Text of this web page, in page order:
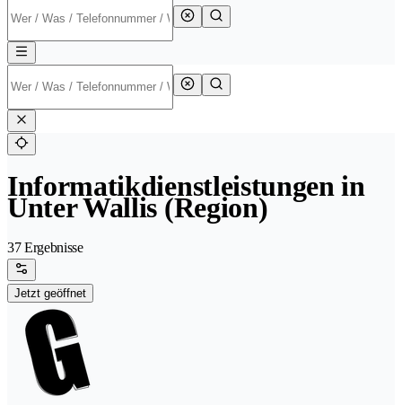
Informatikdienstleistungen in
Unter Wallis (Region)
37 Ergebnisse
Jetzt geöffnet